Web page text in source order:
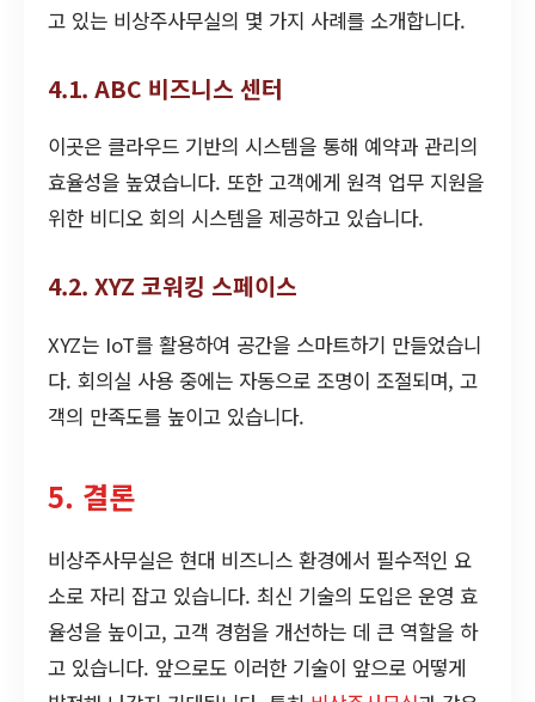
고 있는 비상주사무실의 몇 가지 사례를 소개합니다.
4.1. ABC 비즈니스 센터
이곳은 클라우드 기반의 시스템을 통해 예약과 관리의
효율성을 높였습니다. 또한 고객에게 원격 업무 지원을
위한 비디오 회의 시스템을 제공하고 있습니다.
4.2. XYZ 코워킹 스페이스
XYZ는 IoT를 활용하여 공간을 스마트하기 만들었습니
다. 회의실 사용 중에는 자동으로 조명이 조절되며, 고
객의 만족도를 높이고 있습니다.
5. 결론
비상주사무실은 현대 비즈니스 환경에서 필수적인 요
소로 자리 잡고 있습니다. 최신 기술의 도입은 운영 효
율성을 높이고, 고객 경험을 개선하는 데 큰 역할을 하
고 있습니다. 앞으로도 이러한 기술이 앞으로 어떻게